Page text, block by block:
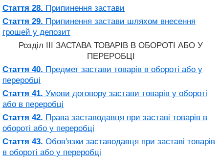
Стаття 28. Припинення застави
Стаття 29. Припинення застави шляхом внесення
грошей у депозит
Розділ III ЗАСТАВА ТОВАРІВ В ОБОРОТІ АБО У
ПЕРЕРОБЦІ
Стаття 40. Предмет застави товарів в обороті або у
переробці
Стаття 41. Умови договору застави товарів у обороті
або в переробці
Стаття 42. Права заставодавця при заставі товарів в
обороті або у переробці
Стаття 43. Обов'язки заставодавця при заставі товарів
в обороті або у переробці